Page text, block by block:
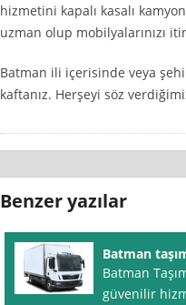
hizmetini kapalı kasalı
uzman olup mobilyalarınızı
Batman ili içerisinde veya
kaftanız. Herşeyi söz
Benzer yazılar
Batman
Batman
güvenilir